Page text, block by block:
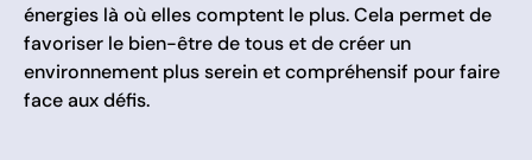
énergies là où elles comptent le plus. Cela permet de
favoriser le bien-être de tous et de créer un
environnement plus serein et compréhensif pour faire
face aux défis.